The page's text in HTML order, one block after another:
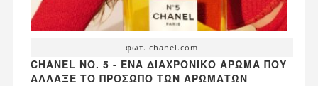
φωτ. chanel.com
CHANEL NO. 5 - ΈΝΑ ΔΙΑΧΡΟΝΙΚΌ ΆΡΩΜΑ ΠΟΥ
ΆΛΛΑΞΕ ΤΟ ΠΡΌΣΩΠΟ ΤΩΝ ΑΡΩΜΆΤΩΝ